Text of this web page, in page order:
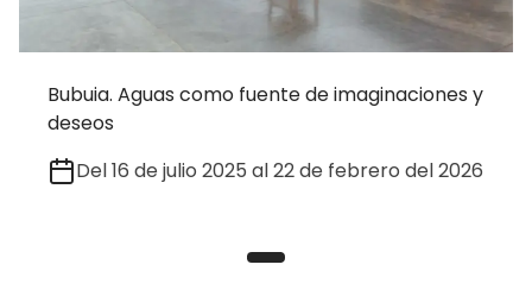
Bubuia. Aguas como fuente de imaginaciones y
deseos
Del 16 de julio 2025 al 22 de febrero del 2026